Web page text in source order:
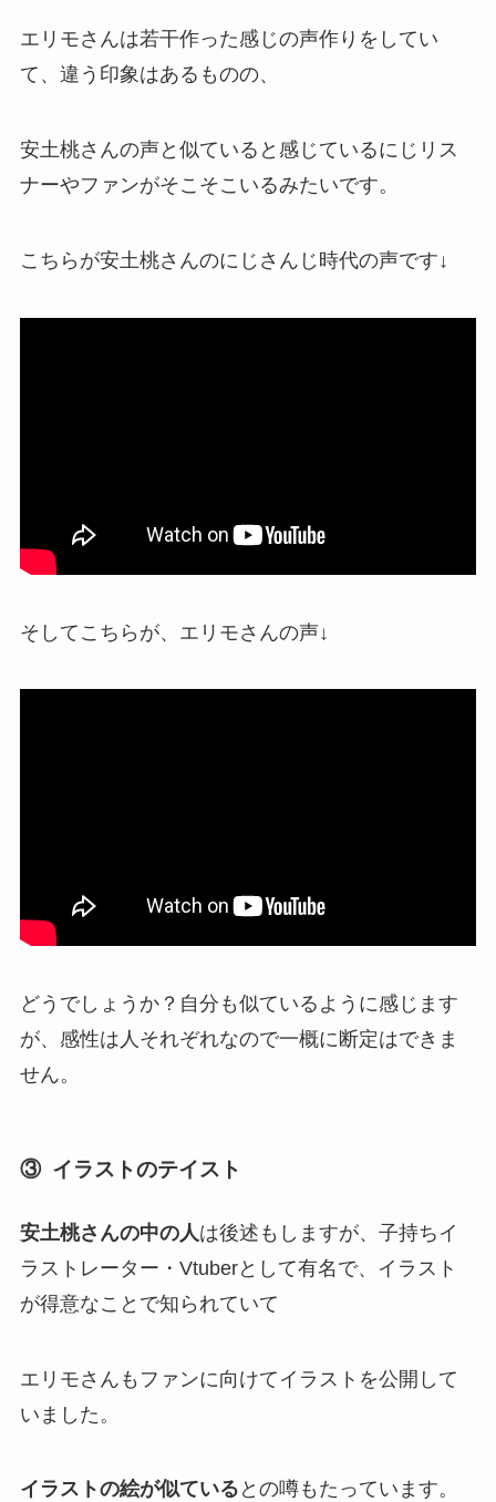
エリモさんは若干作った感じの声作りをしてい
て、違う印象はあるものの、
安土桃さんの声と 似ている と感じているにじリス
ナーやファンがそこそこいるみたいです。
こちらが安土桃さんのにじさんじ時代の声です↓
そしてこちらが、エリモさんの声↓
どうでしょうか？自分も似ているように感じます
が、感性は人それぞれなので一概に断定はできま
せん。
③ イラストのテイスト
安土桃さんの中の人 は後述もしますが、 子持ちイ
ラストレーター・Vtuberとして有名で、イラスト
が得意なことで知られていて
エリモさんもファンに向けて イラストを公開 して
いました。
イラストの絵が似ている との噂もたっています。